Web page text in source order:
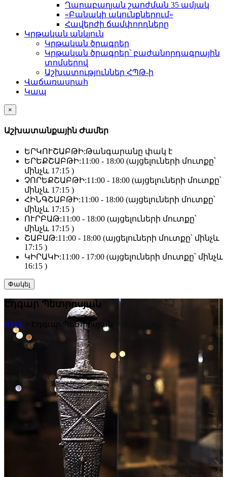
Ղարաբաղյան շարժման 35 ամյակ
«Բանակի ակունքներում»
Հավերժի ճամփորդները
Կրթական անկյուն
Կրթական ծրագրեր
Կրթական ծրագրեր՝ բաժանորդագրային
տոմսերով
Աշխատություններ ՀՊԹ-ի
Վաճառասրահ
Կապ
×
Աշխատանքային Ժամեր
ԵՐԿՈՒՇԱԲԹԻ:Թանգարանը փակ է
ԵՐԵՔՇԱԲԹԻ:11:00 - 18:00 (այցելուների մուտքը՝
մինչև 17:15 )
ՉՈՐԵՔՇԱԲԹԻ:11:00 - 18:00 (այցելուների մուտքը՝
մինչև 17:15 )
ՀԻՆԳՇԱԲԹԻ:11:00 - 18:00 (այցելուների մուտքը՝
մինչև 17:15 )
ՈՒՐԲԱԹ:11:00 - 18:00 (այցելուների մուտքը՝
մինչև 17:15 )
ՇԱԲԱԹ:11:00 - 18:00 (այցելուների մուտքը՝ մինչև
17:15 )
ԿԻՐԱԿԻ:11:00 - 17:00 (այցելուների մուտքը՝ մինչև
16:15 )
Փակել
Էդգար Պետրոսյան
HMA Էդգար Պետրոսյան